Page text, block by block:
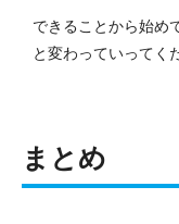
できることから始め
と変わっていってく
まとめ